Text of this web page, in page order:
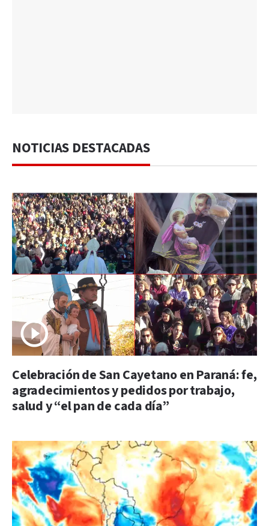
NOTICIAS DESTACADAS
Celebración de San Cayetano en Paraná: fe,
agradecimientos y pedidos por trabajo,
salud y “el pan de cada día”